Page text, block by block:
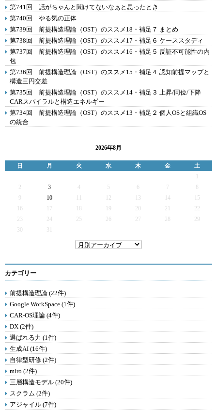
第741回 話がちゃんと聞けてないなぁと思ったとき
第740回 やる気の正体
第739回 前提構造理論（OST）のススメ18・補足７ まとめ
第738回 前提構造理論（OST）のススメ17・補足６ ケーススタディ
第737回 前提構造理論（OST）のススメ16・補足５ 反証不可能性の内
包
第736回 前提構造理論（OST）のススメ15・補足４ 認知前提マップと
構造三円交差
第735回 前提構造理論（OST）のススメ14・補足３ 上昇/同位/下降
CARスパイラルと構造エネルギー
第734回 前提構造理論（OST）のススメ13・補足２ 個人OSと組織OS
の統合
2026年8月
日 月 火 水 木 金
土
2
3 4 5 6 7
9
10 12 13 14
15
16
17 19 20 21
22
23
24 25 26 27 28
29
30
31
カテゴリー
前提構造理論 (22件)
Google WorkSpace (1件)
CAR-OS理論 (4件)
DX (2件)
選ばれる力 (1件)
生成AI (16件)
自律型研修 (2件)
miro (2件)
三層構造モデル (20件)
スクラム (2件)
アジャイル (7件)